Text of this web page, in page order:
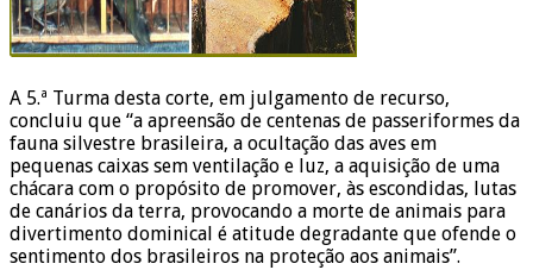
A 5.ª Turma desta corte, em julgamento de recurso,
concluiu que “a apreensão de centenas de passeriformes da
fauna silvestre brasileira, a ocultação das aves em
pequenas caixas sem ventilação e luz, a aquisição de uma
chácara com o propósito de promover, às escondidas, lutas
de canários da terra, provocando a morte de animais para
divertimento dominical é atitude degradante que ofende o
sentimento dos brasileiros na proteção aos animais”.